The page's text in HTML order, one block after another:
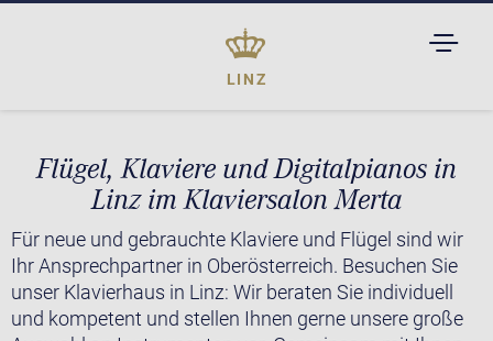
LINZ
Flügel, Klaviere und Digitalpianos in
Linz im Klaviersalon Merta
Für neue und gebrauchte Klaviere und Flügel sind wir
Ihr Ansprechpartner in Oberösterreich. Besuchen Sie
unser Klavierhaus in Linz: Wir beraten Sie individuell
und kompetent und stellen Ihnen gerne unsere große